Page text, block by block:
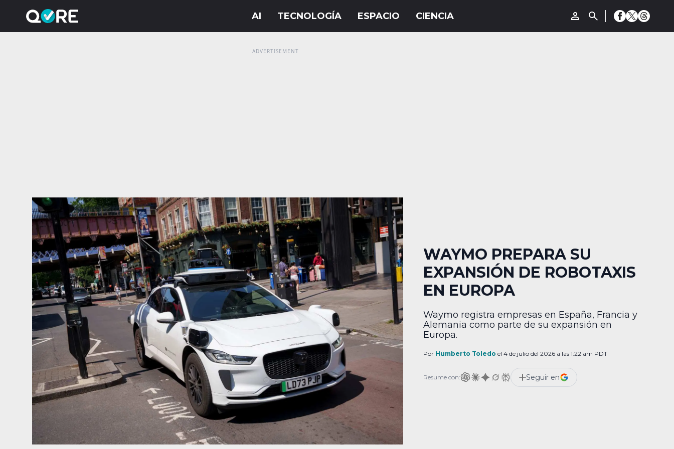
WAYMO PREPARA SU
EXPANSIÓN DE ROBOTAXIS
EN EUROPA
Waymo registra empresas en España, Francia y
Alemania como parte de su expansión en
Europa.
Por Humberto Toledo el 4 de julio del 2026 a las 1:22 am PDT
Resume con: Seguir en